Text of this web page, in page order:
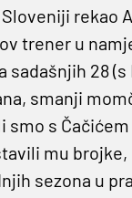
rekao
trener u
sadašnjih 28
smanji
smo s
mu
sezona u